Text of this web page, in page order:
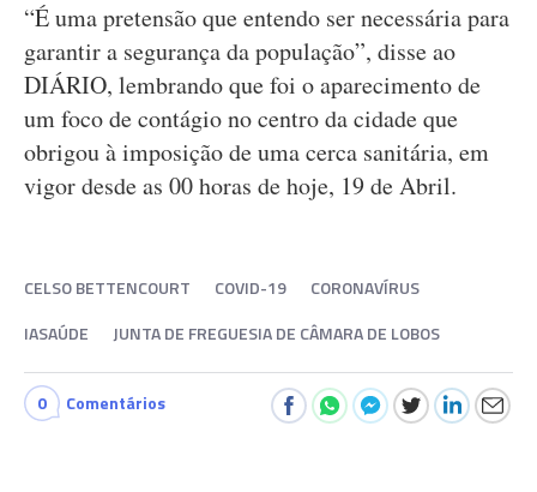
“É uma pretensão que entendo ser necessária para
garantir a segurança da população”, disse ao
DIÁRIO, lembrando que foi o aparecimento de
um foco de contágio no centro da cidade que
obrigou à imposição de uma cerca sanitária, em
vigor desde as 00 horas de hoje, 19 de Abril.
CELSO BETTENCOURT COVID-19
CORONAVÍRUS
IASAÚDE
JUNTA DE FREGUESIA DE CÂMARA DE LOBOS
0 Comentários